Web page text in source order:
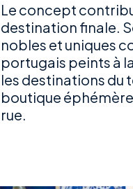
Le concept
destination finale.
nobles et uniques
portugais peints à
les destinations du
boutique
rue.